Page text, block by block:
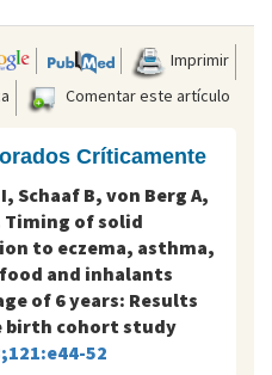
Imprimir
Comentar este artículo
Críticamente
Schaaf B, von Berg A,
Timing of solid
to eczema, asthma,
and inhalants
of 6 years: Results
birth cohort study
52